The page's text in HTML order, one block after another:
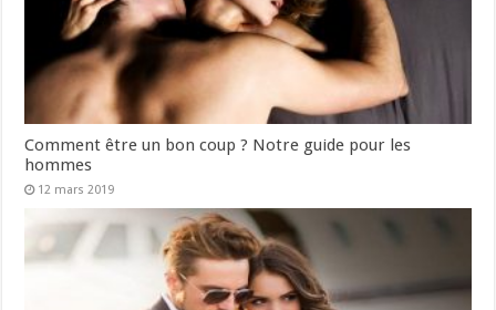
Comment être un bon coup ? Notre guide pour les
hommes
12 mars 2019